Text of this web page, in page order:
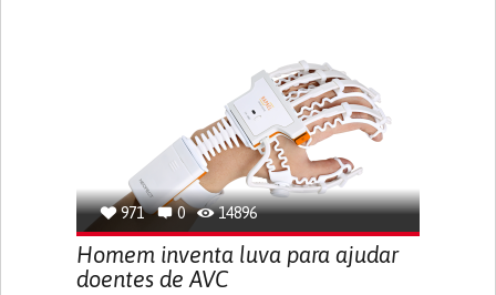
971 0 14896
Homem inventa luva para ajudar
doentes de AVC